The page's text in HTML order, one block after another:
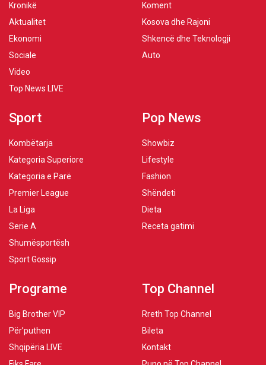
Kronikë
Aktualitet
Ekonomi
Sociale
Video
Top News LIVE
Koment
Kosova dhe Rajoni
Shkencë dhe Teknologji
Auto
Sport
Kombëtarja
Kategoria Superiore
Kategoria e Parë
Premier League
La Liga
Serie A
Shumësportësh
Sport Gossip
Pop News
Showbiz
Lifestyle
Fashion
Shëndeti
Dieta
Receta gatimi
Programe
Big Brother VIP
Për’puthen
Shqipëria LIVE
Top Channel
Rreth Top Channel
Bileta
Kontakt